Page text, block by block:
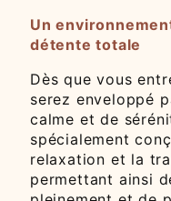
Un
détente totale
Dès que vous
serez enveloppé
calme et de
spécialement
relaxation et la
permettant ainsi